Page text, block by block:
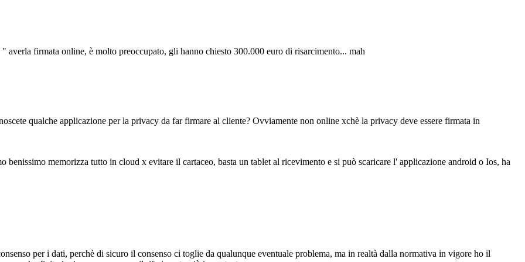
firmata online, è molto preoccupato, gli hanno chiesto 300.000 euro di risarcimento... mah
qualche applicazione per la privacy da far firmare al cliente? Ovviamente non online xchè la privacy deve essere firmata in
benissimo memorizza tutto in cloud x evitare il cartaceo, basta un tablet al ricevimento e si può scaricare l' applicazione android o Ios, ha
per i dati, perchè di sicuro il consenso ci toglie da qualunque eventuale problema, ma in realtà dalla normativa in vigore ho il